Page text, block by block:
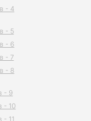
- 4
- 5
- 6
- 7
- 8
- 9
- 10
- 11